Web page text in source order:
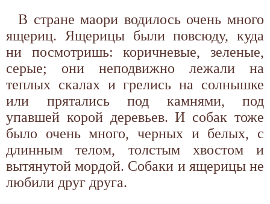
В стране маори водилось очень много
ящериц. Ящерицы были повсюду, куда
ни посмотришь: коричневые, зеленые,
серые; они неподвижно лежали на
теплых скалах и грелись на солнышке
или прятались под камнями, под
упавшей корой деревьев. И собак тоже
было очень много, черных и белых, с
длинным телом, толстым хвостом и
вытянутой мордой. Собаки и ящерицы не
любили друг друга.